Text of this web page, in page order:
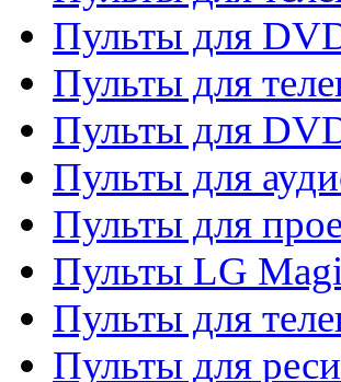
Пульты для
Пульты для
Пульты для
Пульты для
Пульты для
Пульты LG
Пульты для
Пульты для